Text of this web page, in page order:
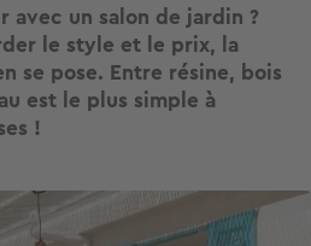
avec un salon de jardin ?
le style et le prix, la
se pose. Entre résine, bois
est le plus simple à
!